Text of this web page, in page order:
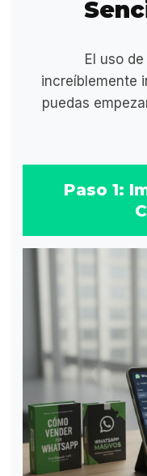
El uso
increíblemente
puedas
Paso 1: